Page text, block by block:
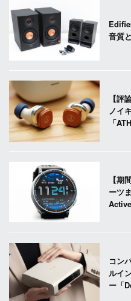
音質
【評
ノイ
「
【期
ーツ
コン
ルイ
ー「